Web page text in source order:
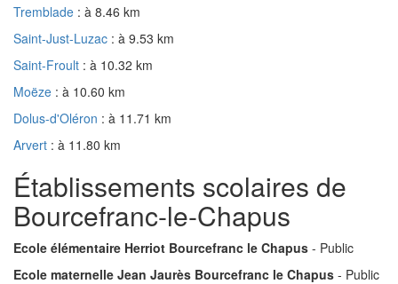
Tremblade : à 8.46 km
Saint-Just-Luzac : à 9.53 km
Saint-Froult : à 10.32 km
Moëze : à 10.60 km
Dolus-d'Oléron : à 11.71 km
Arvert : à 11.80 km
Établissements scolaires de
Bourcefranc-le-Chapus
Ecole élémentaire Herriot Bourcefranc le Chapus - Public
Ecole maternelle Jean Jaurès Bourcefranc le Chapus - Public